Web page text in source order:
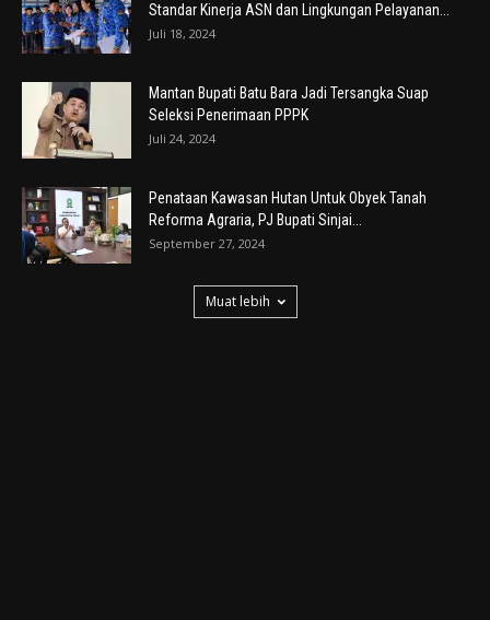
Standar Kinerja ASN dan Lingkungan Pelayanan...
Juli 18, 2024
Mantan Bupati Batu Bara Jadi Tersangka Suap
Seleksi Penerimaan PPPK
Juli 24, 2024
Penataan Kawasan Hutan Untuk Obyek Tanah
Reforma Agraria, PJ Bupati Sinjai...
September 27, 2024
Muat lebih